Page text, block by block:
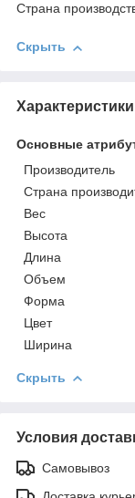
Страна
Скрыть
Характеристики
Основные
Производитель
Страна
Вес
Высота
Длина
Объем
Форма
Цвет
Ширина
Скрыть
Условия
Самовывоз